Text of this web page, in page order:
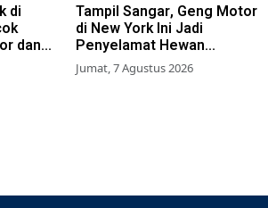
di
dan
Tampil Sangar, Geng Motor
di New York Ini Jadi
Penyelamat Hewan
Terlantar
Jumat, 7 Agustus 2026